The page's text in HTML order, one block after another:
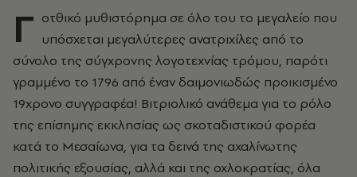
Γ οτθικό μυθιστόρημα σε όλο του το μεγαλείο που
υπόσχεται μεγαλύτερες ανατριχίλες από το
σύνολο της σύγχρονης λογοτεχνίας τρόμου, παρότι
γραμμένο το 1796 από έναν δαιμονιωδώς προικισμένο
19χρονο συγγραφέα! Βιτριολικό ανάθεμα για το ρόλο
της επίσημης εκκλησίας ως σκοταδιστικού φορέα
κατά το Μεσαίωνα, για τα δεινά της αχαλίνωτης
πολιτικής εξουσίας, αλλά και της οχλοκρατίας, όλα